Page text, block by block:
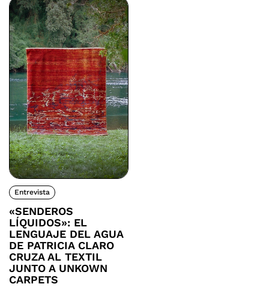
Entrevista
«SENDEROS
LÍQUIDOS»: EL
LENGUAJE DEL AGUA
DE PATRICIA CLARO
CRUZA AL TEXTIL
JUNTO A UNKOWN
CARPETS